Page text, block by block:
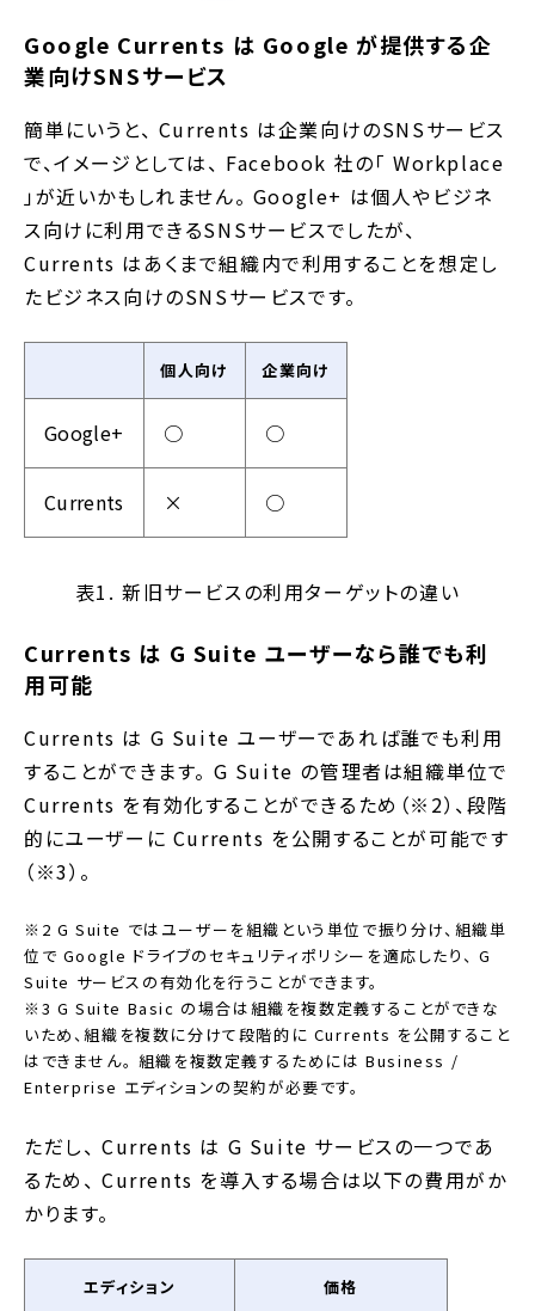
Google Currents は Google が提供する企
業向けSNSサービス
簡単にいうと、 Currents は企業向けのSNSサービス
で、イメージとしては、 Facebook 社の「 Workplace
」が近いかもしれません。 Google+ は個人やビジネ
ス向けに利用できるSNSサービスでしたが、
Currents はあくまで組織内で利用することを想定し
たビジネス向けのSNSサービスです。
個人向け 企業向け
Google+ ○ ○
Currents × ○
表1. 新旧サービスの利用ターゲットの違い
Currents は G Suite ユーザーなら誰でも利
用可能
Currents は G Suite ユーザーであれば誰でも利用
することができます。 G Suite の管理者は組織単位で
Currents を有効化することができるため（※2）、段階
的にユーザーに Currents を公開することが可能です
（※3）。
※2 G Suite ではユーザーを組織という単位で振り分け、組織単
位で Google ドライブのセキュリティポリシーを適応したり、 G
Suite サービスの有効化を行うことができます。
※3 G Suite Basic の場合は組織を複数定義することができな
いため、組織を複数に分けて段階的に Currents を公開すること
はできません。 組織を複数定義するためには Business /
Enterprise エディションの契約が必要です。
ただし、 Currents は G Suite サービスの一つであ
るため、 Currents を導入する場合は以下の費用がか
かります。
エディション 価格